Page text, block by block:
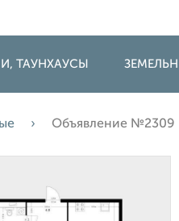
ТАУНХАУСЫ
Объявление №2309